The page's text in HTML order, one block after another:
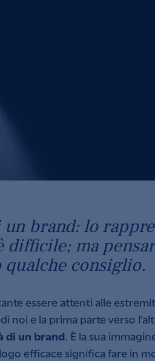
brand: lo
difficile; ma
consiglio.
essere attenti alle
noi e la prima parte verso
di un brand. È la sua
efficace significa fare in